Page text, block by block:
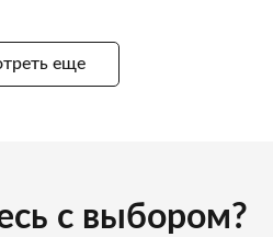
еще
с выбором?